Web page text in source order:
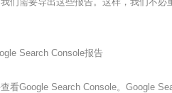
Search Console报告
看Google Search Console。Google